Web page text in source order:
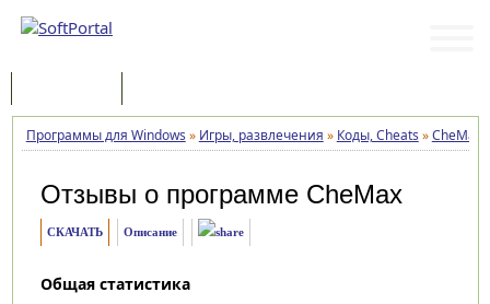
Программы для Windows » Игры, развлечения » Коды, Cheats »CheMax
Отзывы о программе CheMax
СКАЧАТЬ Описание
Общая статистика